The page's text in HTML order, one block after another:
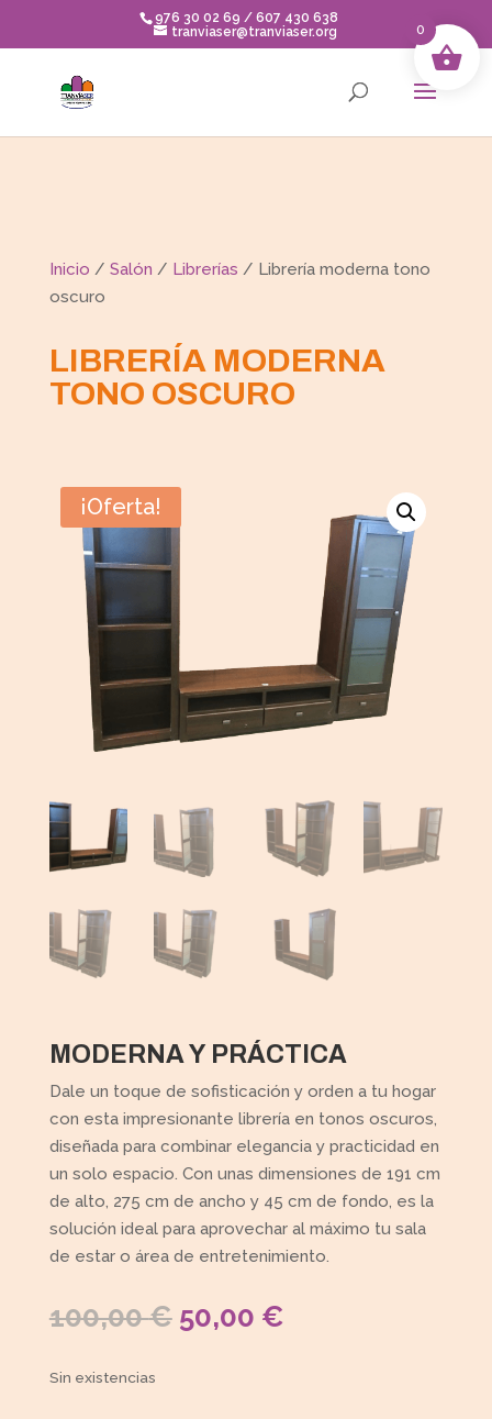
content
976 30 02 69 / 607 430 638
tranviaser@tranviaser.org
Inicio / Salón / Librerías / Librería moderna tono
oscuro
LIBRERÍA MODERNA
TONO OSCURO
¡Oferta!
MODERNA Y PRÁCTICA
Dale un toque de sofisticación y orden a tu hogar
con esta impresionante librería en tonos oscuros,
diseñada para combinar elegancia y practicidad en
un solo espacio. Con unas dimensiones de 191 cm
de alto, 275 cm de ancho y 45 cm de fondo, es la
solución ideal para aprovechar al máximo tu sala
de estar o área de entretenimiento.
100,00€ EL
50,00 €EL
Sin existencias
0